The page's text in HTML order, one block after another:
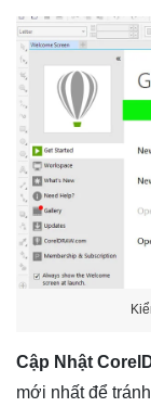
Cập Nhật
mới nhất để